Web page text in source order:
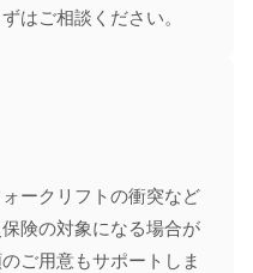
はご相談ください。
ークリフトの衝突など
険の対象になる場合が
ご用意もサポートしま